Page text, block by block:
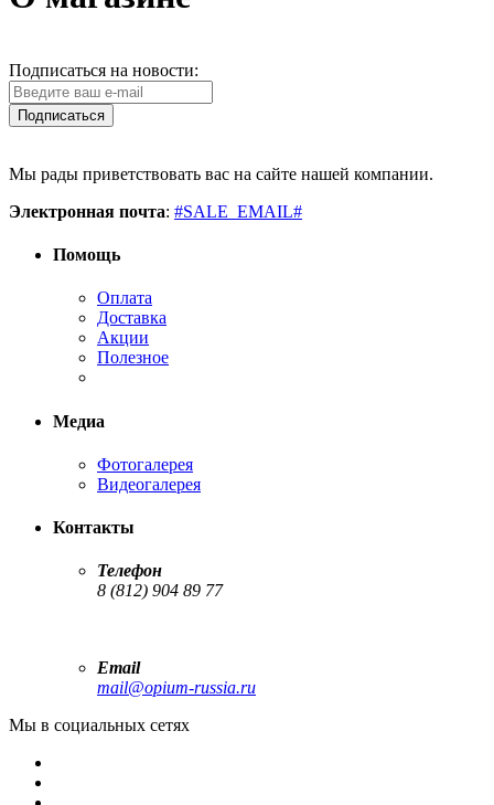
Подписаться на новости:
Подписаться
Мы рады приветствовать вас на сайте нашей компании.
Электронная почта: #SALE_EMAIL#
Помощь
Оплата
Доставка
Акции
Полезное
Медиа
Фотогалерея
Видеогалерея
Контакты
Телефон
8 (812) 904 89 77
Email
mail@opium-russia.ru
Мы в социальных сетях